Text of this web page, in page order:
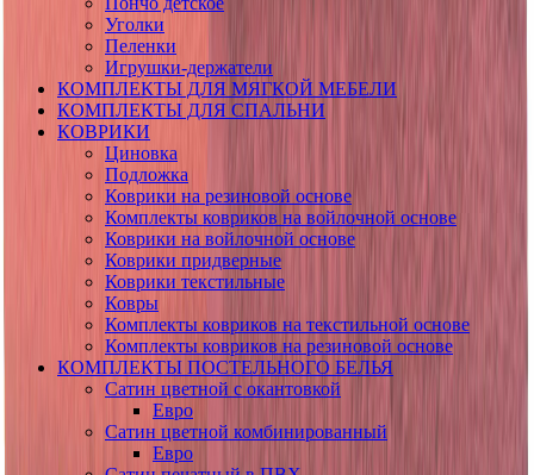
Уголки
Пеленки
Игрушки-держатели
КОМПЛЕКТЫ ДЛЯ МЯГКОЙ МЕБЕЛИ
КОМПЛЕКТЫ ДЛЯ СПАЛЬНИ
КОВРИКИ
Циновка
Подложка
Коврики на резиновой основе
Комплекты ковриков на войлочной основе
Коврики на войлочной основе
Коврики придверные
Коврики текстильные
Ковры
Комплекты ковриков на текстильной основе
Комплекты ковриков на резиновой основе
КОМПЛЕКТЫ ПОСТЕЛЬНОГО БЕЛЬЯ
Сатин цветной с окантовкой
Евро
Сатин цветной комбинированный
Евро